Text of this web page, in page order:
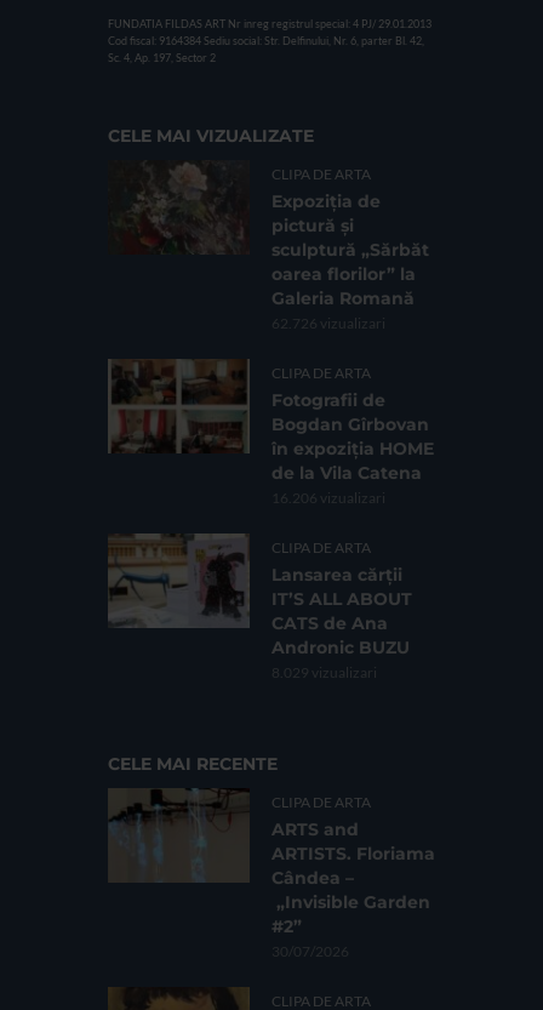
FUNDATIA FILDAS ART Nr inreg registrul special: 4 PJ/ 29.01.2013
Cod fiscal: 9164384 Sediu social: Str. Delfinului, Nr. 6, parter Bl. 42,
Sc. 4, Ap. 197, Sector 2
CELE MAI VIZUALIZATE
CLIPA DE ARTA
Expoziția de
pictură și
sculptură „Sărbăt
oarea florilor” la
Galeria Romană
62.726 vizualizari
CLIPA DE ARTA
Fotografii de
Bogdan Gîrbovan
în expoziția HOME
de la Vila Catena
16.206 vizualizari
CLIPA DE ARTA
Lansarea cărții
IT’S ALL ABOUT
CATS de Ana
Andronic BUZU
8.029 vizualizari
CELE MAI RECENTE
CLIPA DE ARTA
ARTS and
ARTISTS. Floriama
Cândea –
„Invisible Garden
#2”
30/07/2026
CLIPA DE ARTA